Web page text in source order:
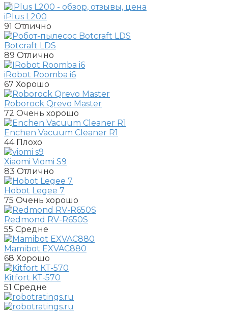
iPlus L200
91 Отлично
Botcraft LDS
89 Отлично
iRobot Roomba i6
67 Хорошо
Roborock Qrevo Master
72 Очень хорошо
Enchen Vacuum Cleaner R1
44 Плохо
Xiaomi Viomi S9
83 Отлично
Hobot Legee 7
75 Очень хорошо
Redmond RV-R650S
55 Средне
Mamibot EXVAC880
68 Хорошо
Kitfort KT-570
51 Средне